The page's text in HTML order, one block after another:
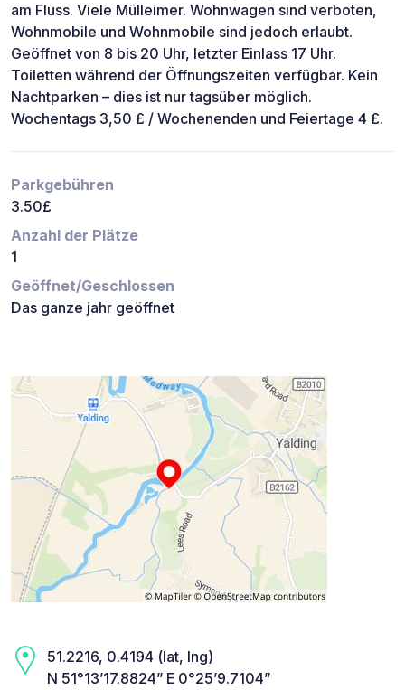
am Fluss. Viele Mülleimer. Wohnwagen sind verboten,
Wohnmobile und Wohnmobile sind jedoch erlaubt.
Geöffnet von 8 bis 20 Uhr, letzter Einlass 17 Uhr.
Toiletten während der Öffnungszeiten verfügbar. Kein
Nachtparken – dies ist nur tagsüber möglich.
Wochentags 3,50 £ / Wochenenden und Feiertage 4 £.
Parkgebühren
3.50£
Anzahl der Plätze
1
Geöffnet/Geschlossen
Das ganze jahr geöffnet
51.2216, 0.4194 (lat, lng)
N 51°13’17.8824” E 0°25’9.7104”